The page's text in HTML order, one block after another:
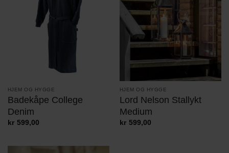
HJEM OG HYGGE
Badekåpe College
Denim
kr 599,00
HJEM OG HYGGE
Lord Nelson Stallykt
Medium
kr 599,00